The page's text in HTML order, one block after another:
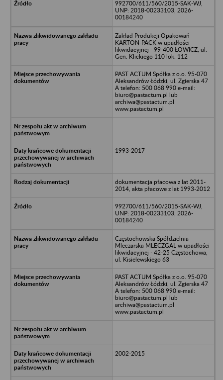
992700/611/560/2015-SAK-WJ,
UNP: 2018-00233103, 2026-
00184240
Zakład Produkcji Opakowań
KARTON-PACK w upadłości
likwidacyjnej - 99-400 ŁOWICZ, ul.
Gen. Klickiego 110 lok. 112
PAST ACTUM Spółka z o.o. 95-070
Aleksandrów Łódzki, ul. Zgierska 47
A telefon: 500 068 990 e-mail:
biuro@pastactum.pl lub
archiwa@pastactum.pl
www.pastactum.pl
1993-2017
dokumentacja płacowa z lat 2011-
2014, akta płacowe z lat 1993-2012
992700/611/560/2015-SAK-WJ,
UNP: 2018-00233103, 2026-
00184240
Częstochowska Spółdzielnia
Mleczarska MLECZGAL w upadłości
likwidacyjnej - 42-25 Częstochowa,
ul. Kisielewskiego 63
PAST ACTUM Spółka z o.o. 95-070
Aleksandrów Łódzki, ul. Zgierska 47
A telefon: 500 068 990 e-mail:
biuro@pastactum.pl lub
archiwa@pastactum.pl
www.pastactum.pl
2002-2015